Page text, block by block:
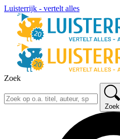
Luisterrijk - vertelt alles
Zoek
Zoek